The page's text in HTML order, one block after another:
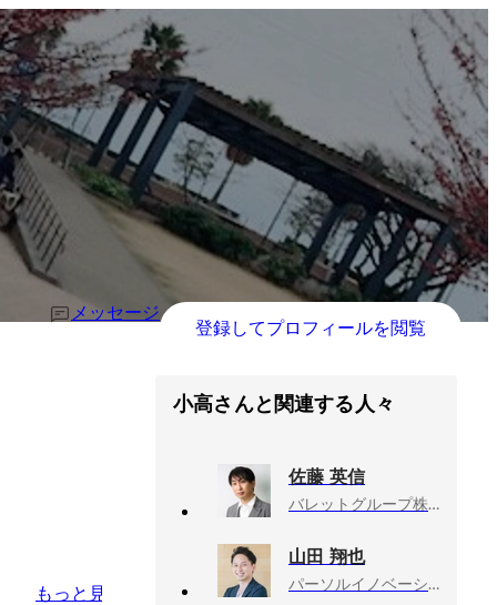
メッセージ
登録してプロフィールを閲覧
もっと見る
小高さんと関連する人々
佐藤 英信
バレットグループ株式会社, SI事業部ゼネラルマネージャー
山田 翔也
パーソルイノベーション株式会社, ビルスピ